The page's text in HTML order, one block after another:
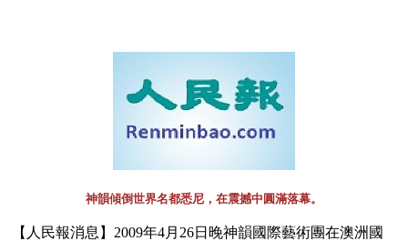
神韻傾倒世界名都悉尼，在震撼中圓滿落幕。
【人民報消息】2009年4月26日晚神韻國際藝術團在澳洲國